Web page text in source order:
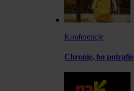
Konferencje
Chronię, bo potrafię